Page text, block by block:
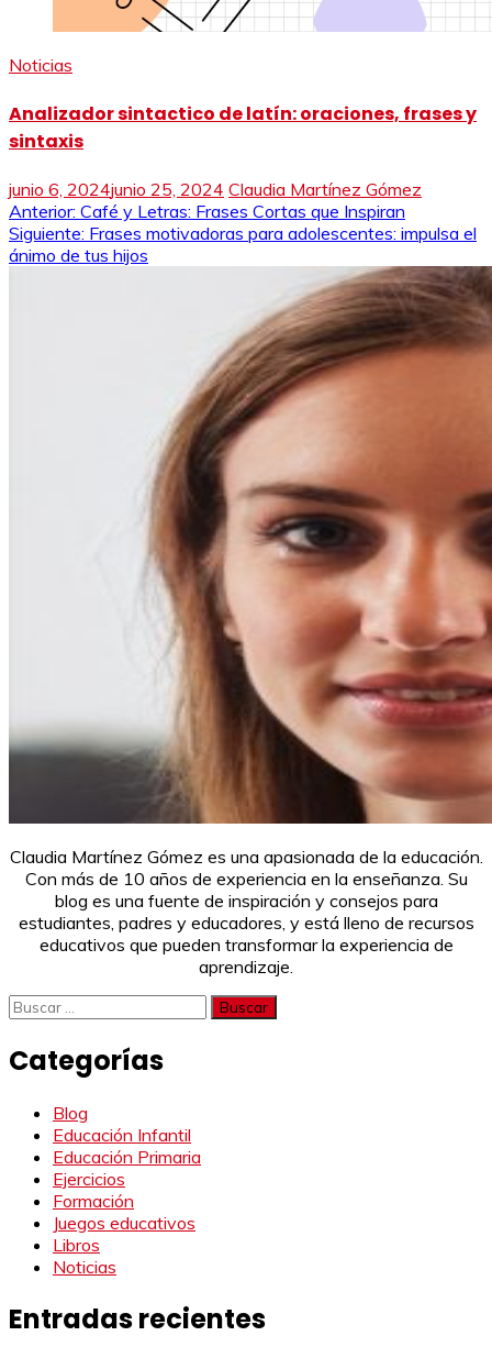
Noticias
Analizador sintactico de latín: oraciones, frases y
sintaxis
junio 6, 2024junio 25, 2024 Claudia Martínez Gómez
Navegación
de
Anterior: Café y Letras: Frases Cortas que Inspiran
Siguiente: Frases motivadoras para adolescentes: impulsa el
ánimo de tus hijos
Claudia Martínez Gómez es una apasionada de la educación.
Con más de 10 años de experiencia en la enseñanza. Su
blog es una fuente de inspiración y consejos para
estudiantes, padres y educadores, y está lleno de recursos
educativos que pueden transformar la experiencia de
aprendizaje.
Buscar:
Categorías
Blog
Educación Infantil
Educación Primaria
Ejercicios
Formación
Juegos educativos
Libros
Noticias
Entradas recientes